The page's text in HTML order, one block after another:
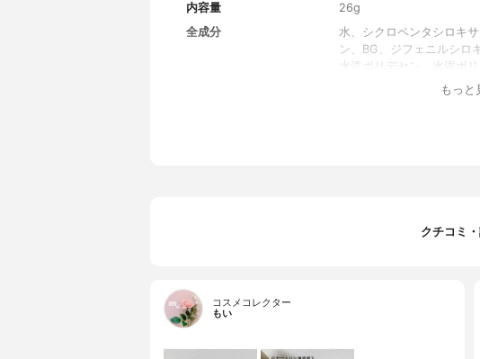
内容量
26g
全成分
水、シクロペンタシロキ
ン、BG、ジフェニルシロ
水添ポリデセン、水添ポ
マルチトール、PEG-75
ス、マヨラナ葉エキス、
キサンタンガム、アクリ
もっと
クチコミ
コスメコレクター
もい